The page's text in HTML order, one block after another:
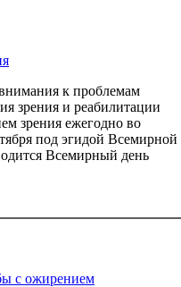
к проблемам
зрения и реабилитации
зрения ежегодно во
под эгидой Всемирной
Всемирный день
с ожирением